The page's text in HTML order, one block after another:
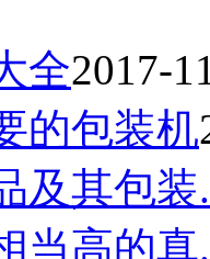
全2017-
的包装机
及其包装
当高的真